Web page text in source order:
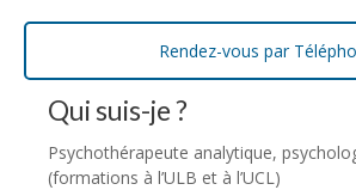
Qui suis-je ?
Psychothérapeute analytique,
(formations à l’ULB et à l’UCL)
Rendez-vous par